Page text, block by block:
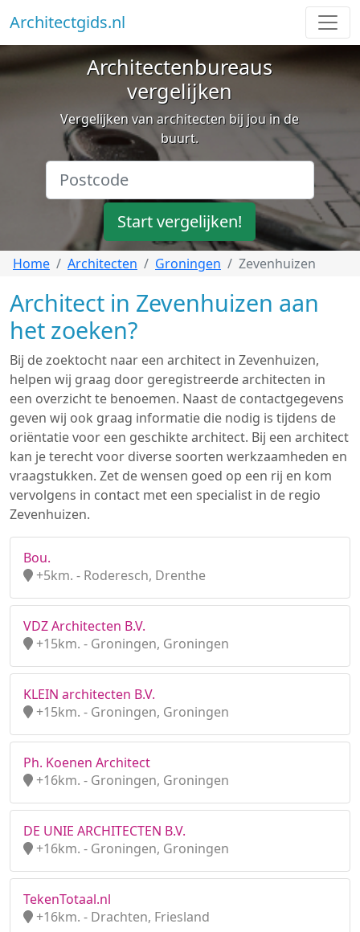
Architectgids.nl
Architectenbureaus
vergelijken
Vergelijken van architecten bij jou in de
buurt.
Start vergelijken!
Home Architecten Groningen Zevenhuizen
Architect in Zevenhuizen aan
het zoeken?
Bij de zoektocht naar een architect in Zevenhuizen,
helpen wij graag door geregistreerde architecten in
een overzicht te benoemen. Naast de contactgegevens
geven wij ook graag informatie die nodig is tijdens de
oriëntatie voor een geschikte architect. Bij een architect
kan je terecht voor diverse soorten werkzaamheden en
vraagstukken. Zet de wensen goed op een rij en kom
vervolgens in contact met een specialist in de regio
Zevenhuizen.
Bou.
+5km. - Roderesch, Drenthe
VDZ Architecten B.V.
+15km. - Groningen, Groningen
KLEIN architecten B.V.
+15km. - Groningen, Groningen
Ph. Koenen Architect
+16km. - Groningen, Groningen
DE UNIE ARCHITECTEN B.V.
+16km. - Groningen, Groningen
TekenTotaal.nl
+16km. - Drachten, Friesland